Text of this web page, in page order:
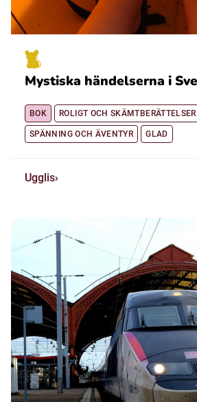
Mystiska händelserna i
BOK ROLIGT OCH SKÄMTBERÄTTELSER
SPÄNNING OCH ÄVENTYR GLAD
Ugglis